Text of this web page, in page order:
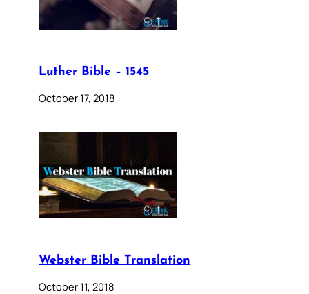
Luther Bible – 1545
October 17, 2018
Webster Bible Translation
October 11, 2018